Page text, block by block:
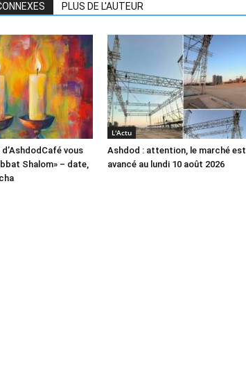
PLUS DE L'AUTEUR
d’AshdodCafé vous
Shalom» – date,
L'Actu
Ashdod : attention, le marché est
avancé au lundi 10 août 2026